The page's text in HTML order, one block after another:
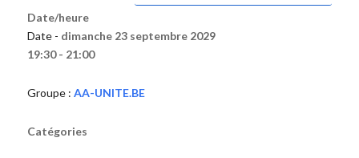
Date/heure
Date - dimanche 23 septembre 2029
19:30 - 21:00
Groupe : AA-UNITE.BE
Catégories